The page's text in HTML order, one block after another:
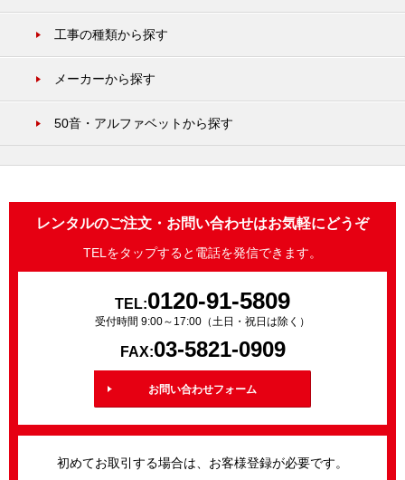
工事の種類から探す
メーカーから探す
50音・アルファベットから探す
レンタルのご注文・お問い合わせはお気軽にどうぞ
TELをタップすると電話を発信できます。
TEL:0120-91-5809
受付時間 9:00～17:00（土日・祝日は除く）
FAX:03-5821-0909
お問い合わせフォーム
初めてお取引する場合は、お客様登録が必要です。